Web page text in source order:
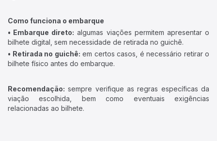
Como funciona o embarque
• Embarque direto: algumas viações permitem apresentar o
bilhete digital, sem necessidade de retirada no guichê.
• Retirada no guichê: em certos casos, é necessário retirar o
bilhete físico antes do embarque.
Recomendação: sempre verifique as regras específicas da
viação escolhida, bem como eventuais exigências
relacionadas ao bilhete.